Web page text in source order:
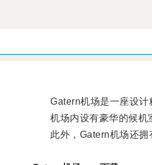
Gatern机场是一座设计精
机场内设有豪华的候机室
此外，Gatern机场还拥有